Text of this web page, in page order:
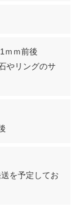
ｍｍ前後
やリングのサ
を予定してお